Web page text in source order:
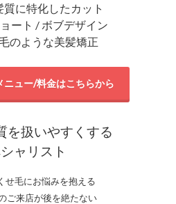
に特化したカット
ート / ボブデザイン
のような美髪矯正
ニュー/料金はこちらから
を扱いやすくする
ャリスト
せ毛にお悩みを抱える
ご来店が後を絶たない